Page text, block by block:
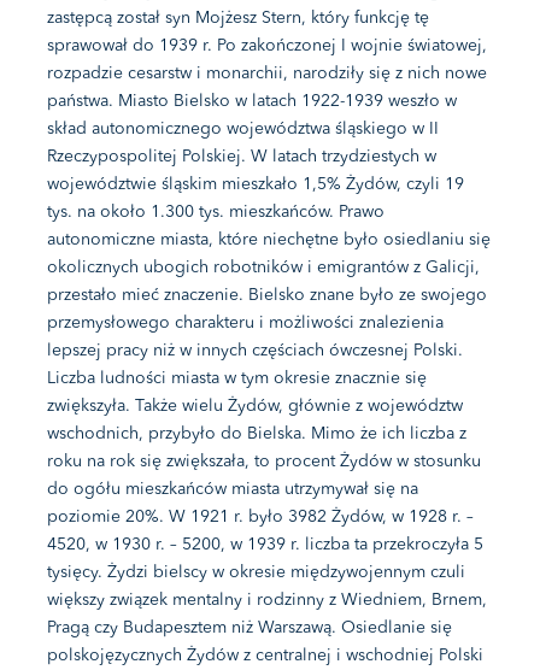
zastępcą został syn Mojżesz Stern, który funkcję tę
sprawował do 1939 r. Po zakończonej I wojnie światowej,
rozpadzie cesarstw i monarchii, narodziły się z nich nowe
państwa. Miasto Bielsko w latach 1922-1939 weszło w
skład autonomicznego województwa śląskiego w II
Rzeczypospolitej Polskiej. W latach trzydziestych w
województwie śląskim mieszkało 1,5% Żydów, czyli 19
tys. na około 1.300 tys. mieszkańców. Prawo
autonomiczne miasta, które niechętne było osiedlaniu się
okolicznych ubogich robotników i emigrantów z Galicji,
przestało mieć znaczenie. Bielsko znane było ze swojego
przemysłowego charakteru i możliwości znalezienia
lepszej pracy niż w innych częściach ówczesnej Polski.
Liczba ludności miasta w tym okresie znacznie się
zwiększyła. Także wielu Żydów, głównie z województw
wschodnich, przybyło do Bielska. Mimo że ich liczba z
roku na rok się zwiększała, to procent Żydów w stosunku
do ogółu mieszkańców miasta utrzymywał się na
poziomie 20%. W 1921 r. było 3982 Żydów, w 1928 r. –
4520, w 1930 r. – 5200, w 1939 r. liczba ta przekroczyła 5
tysięcy. Żydzi bielscy w okresie międzywojennym czuli
większy związek mentalny i rodzinny z Wiedniem, Brnem,
Pragą czy Budapesztem niż Warszawą. Osiedlanie się
polskojęzycznych Żydów z centralnej i wschodniej Polski